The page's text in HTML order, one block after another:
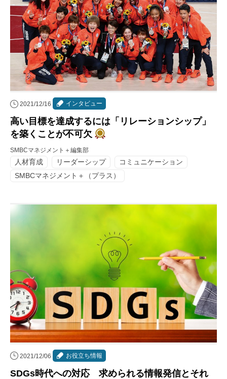
2021/12/16 インタビュー
高い目標を達成するには「リレーションシップ」
を築くことが不可欠
SMBCマネジメント＋編集部
人材育成 リーダーシップ
コミュニケーション
SMBCマネジメント＋（プラス）
2021/12/06 お役立ち情報
SDGs時代への対応 求められる情報発信とそれ